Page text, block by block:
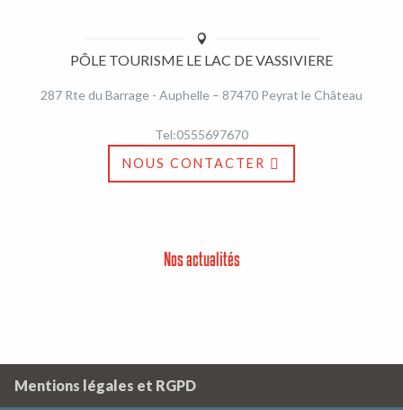
PÔLE TOURISME LE LAC DE VASSIVIERE
287 Rte du Barrage - Auphelle – 87470 Peyrat le Château
Tel:0555697670
NOUS CONTACTER
Nos actualités
Mentions légales et RGPD